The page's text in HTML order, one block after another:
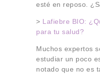
esté en reposo.
> Lafiebre BIO:
para tu salud?
Muchos expertos
estudiar un poco
notado que no es